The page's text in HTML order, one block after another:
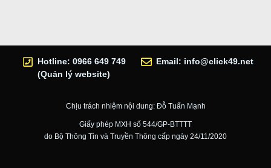
Hotline: 0966 649 749
(Quản lý website)
Email: info@click49.net
Chịu trách nhiệm nội dung: Đỗ Tuấn Mạnh
Giấy phép MXH số 544/GP-BTTTT
do Bộ Thông Tin và Truyền Thông cấp ngày 24/11/2020